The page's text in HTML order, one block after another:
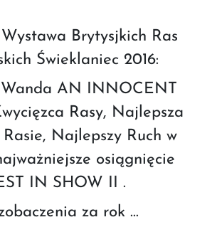
Brytysjkich Ras
Świeklaniec 2016:
AN INNOCENT
Rasy, Najlepsza
Rasie, Najlepszy Ruch w
osiągnięcie
IN SHOW II .
za rok …